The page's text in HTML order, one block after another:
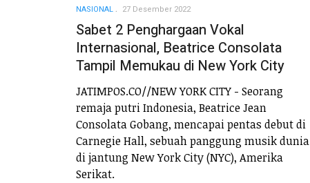
NASIONAL 27 Desember 2022
Sabet 2 Penghargaan Vokal
Internasional, Beatrice Consolata
Tampil Memukau di New York City
JATIMPOS.CO//NEW YORK CITY - Seorang
remaja putri Indonesia, Beatrice Jean
Consolata Gobang, mencapai pentas debut di
Carnegie Hall, sebuah panggung musik dunia
di jantung New York City (NYC), Amerika
Serikat.